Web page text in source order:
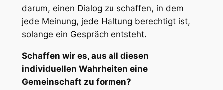
darum, einen Dialog zu schaffen, in dem
jede Meinung, jede Haltung berechtigt ist,
solange ein Gespräch entsteht.
Schaffen wir es, aus all diesen
individuellen Wahrheiten eine
Gemeinschaft zu formen?